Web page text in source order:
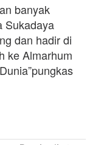
banyak
Sukadaya
dan hadir di
ke Almarhum